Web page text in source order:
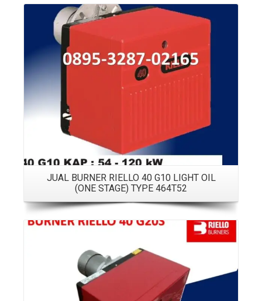
JUAL BURNER RIELLO 40 G10 LIGHT OIL
(ONE STAGE) TYPE 464T52
Details